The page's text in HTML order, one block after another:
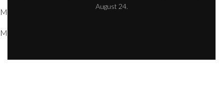
August 24.
Microcemento ICEM
Microcementos Marmoleados